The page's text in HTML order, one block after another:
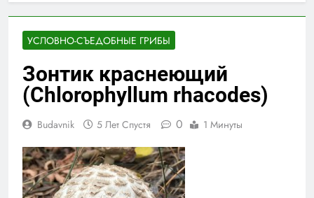
УСЛОВНО-СЪЕДОБНЫЕ ГРИБЫ
Зонтик краснеющий
(Chlorophyllum rhacodes)
Budavnik 5 Лет Спустя 0 1 Минуты